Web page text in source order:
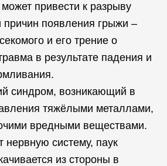
может привести к разрыву
появления грыжи –
и его трение о
в результате падения и
синдром, возникающий в
тяжёлыми металлами,
вредными веществами.
нервную систему, паук
из стороны в